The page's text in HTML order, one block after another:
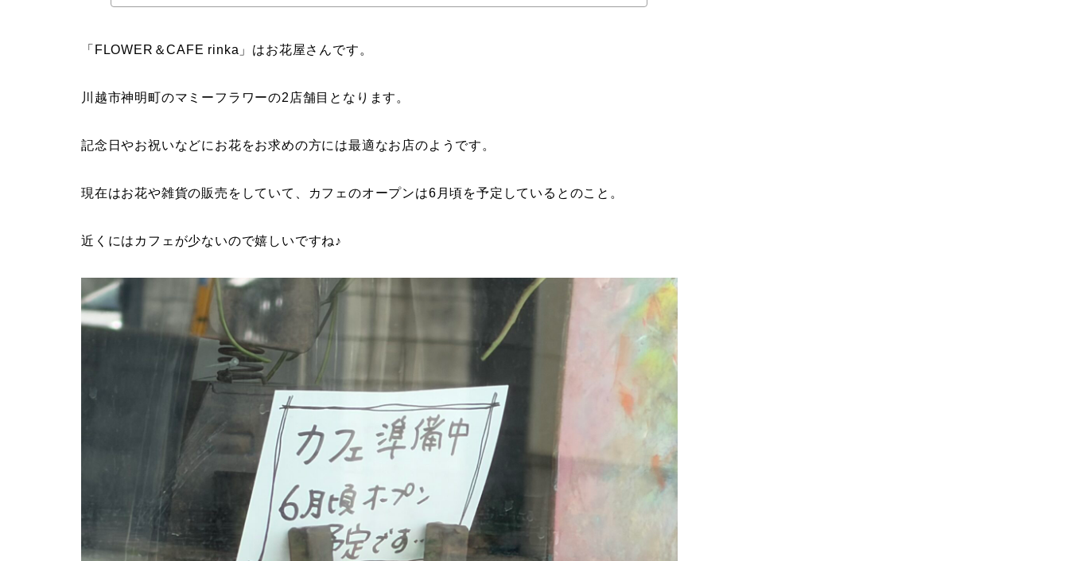
「FLOWER＆CAFE rinka」はお花屋さんです。
川越市神明町のマミーフラワーの2店舗目となります。
記念日やお祝いなどにお花をお求めの方には最適なお店のようです。
現在はお花や雑貨の販売をしていて、カフェのオープンは6月頃を予定しているとのこと。
近くにはカフェが少ないので嬉しいですね♪